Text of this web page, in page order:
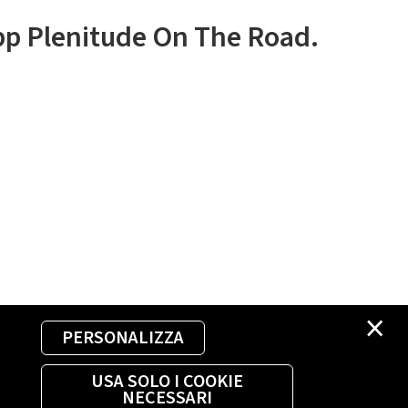
×
PERSONALIZZA
USA SOLO I COOKIE
NECESSARI
Plenitude On The Road.